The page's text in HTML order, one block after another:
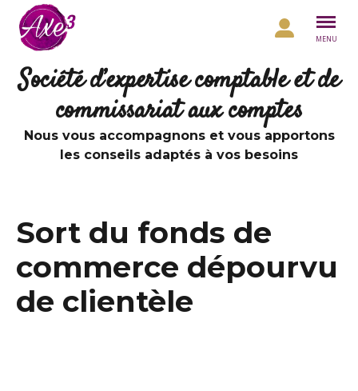
Aller au contenu
MENU
Société d’expertise comptable et de
commissariat aux comptes
Nous vous accompagnons et vous apportons
les conseils adaptés à vos besoins
Sort du fonds de
commerce dépourvu
de clientèle